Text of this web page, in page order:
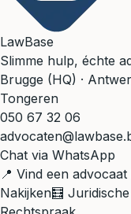
LawBase
Slimme hulp, échte
Brugge (HQ) ·
Tongeren
050 67 32 06
Chat via WhatsApp
📍 Vind een
Nakijken🧮